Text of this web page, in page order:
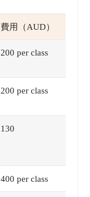
費用（AUD）
200 per class
200 per class
130
400 per class